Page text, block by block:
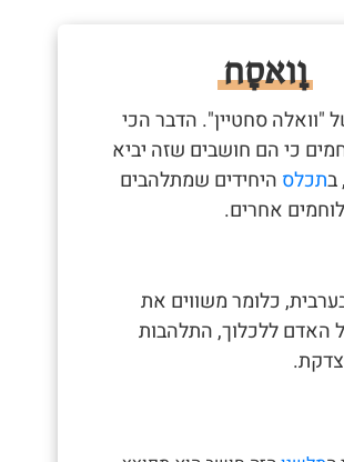
וָואסָח
"וואלה סחטיין". הדבר הכי
כי הם חושבים שזה יביא
בתכלס היחידים שמתלהבים
אחרים.
כלומר משווים את
האדם ללכלוך, התלהבות